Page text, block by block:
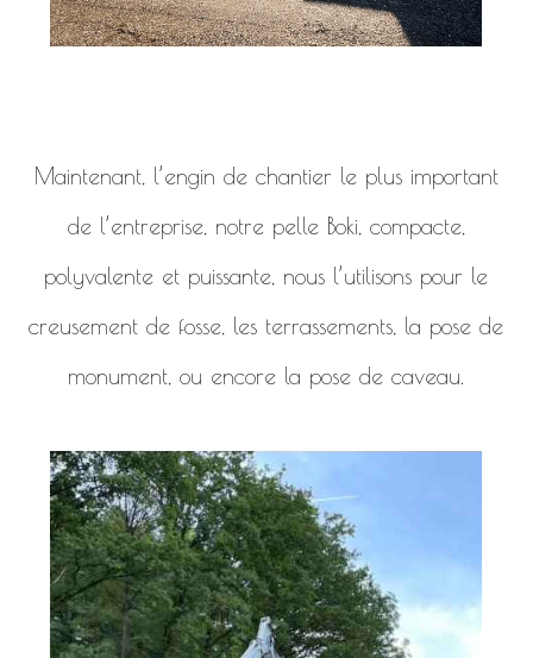
Maintenant, l’engin de chantier le plus important
de l’entreprise, notre pelle Boki, compacte,
polyvalente et puissante, nous l’utilisons pour le
creusement de fosse, les terrassements, la pose de
monument, ou encore la pose de caveau.